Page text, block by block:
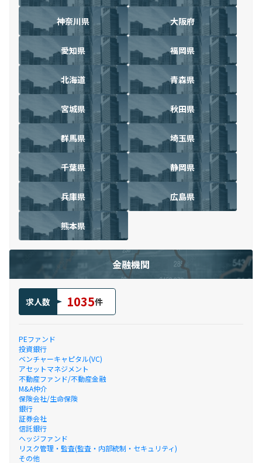
神奈川県 大阪府
愛知県 福岡県
北海道 青森県
宮城県 秋田県
群馬県 埼玉県
千葉県 静岡県
兵庫県 広島県
熊本県
金融機関
求人数 1035件
PEファンド
投資銀行
ベンチャーキャピタル(VC)
アセットマネジメント
不動産ファンド/不動産金融
M&A仲介
保険会社/生命保険
銀行
証券会社
信託銀行
ヘッジファンド
リスク管理・監査(監査・内部統制・セキュリティ)
その他